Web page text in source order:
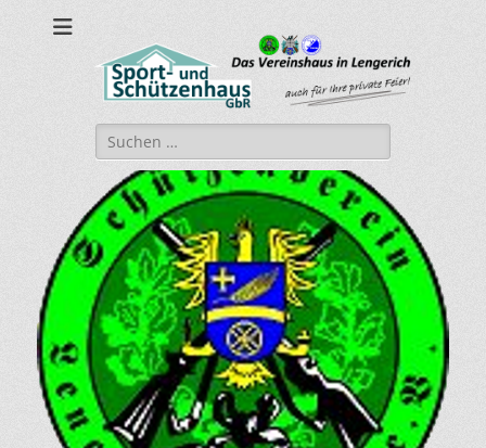
sport-und-
schuetzenhaus.de
Sport- und Schützenhaus GbR
Suche
nach: